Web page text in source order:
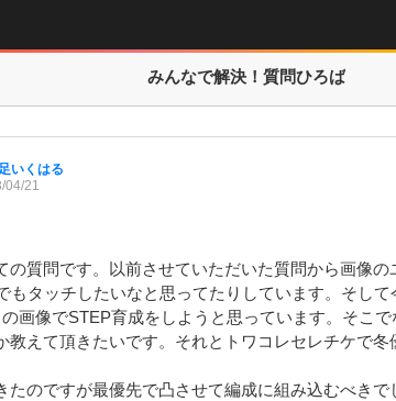
みんなで解決！ 質問ひろば
いくはる
04/21
の質問です。以前させていただいた質問から画像
もタッチしたいなと思ってたりしています。そし
画像でSTEP育成をしようと思っています。そこ
教えて頂きたいです。それとトワコレセレチケで冬
たのですが最優先で凸させて編成に組み込むべきで